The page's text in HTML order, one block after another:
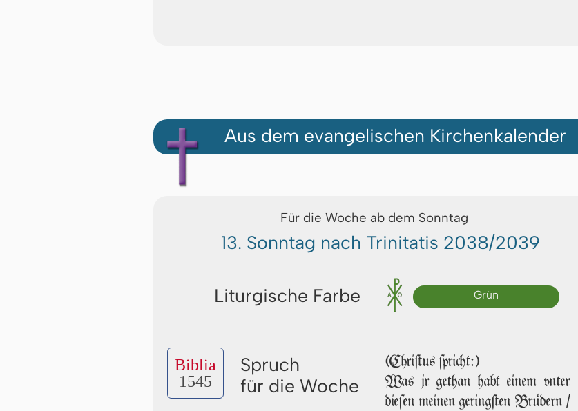
Aus dem evangelischen Kirchenkalender
Für die Woche ab dem Sonntag
13. Sonntag nach Trinitatis 2038/2039
Liturgische Farbe Grün
Biblia
1545
Spruch
für die Woche
(Chriſtus ſpricht:)
Was jr ge­than habt einem vn­ter
die­ſen mei­nen geringſten Brüdern /